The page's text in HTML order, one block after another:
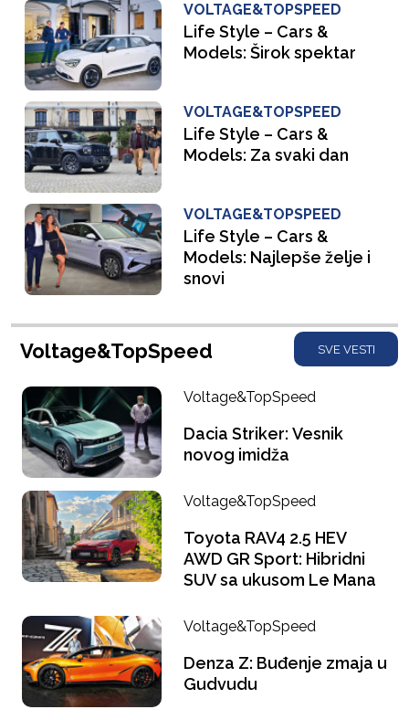
VOLTAGE&TOPSPEED
Life Style – Cars &
Models: Širok spektar
VOLTAGE&TOPSPEED
Life Style – Cars &
Models: Za svaki dan
VOLTAGE&TOPSPEED
Life Style – Cars &
Models: Najlepše želje i
snovi
Voltage&TopSpeed SVE VESTI
Voltage&TopSpeed
Dacia Striker: Vesnik
novog imidža
Voltage&TopSpeed
Toyota RAV4 2.5 HEV
AWD GR Sport: Hibridni
SUV sa ukusom Le Mana
Voltage&TopSpeed
Denza Z: Buđenje zmaja u
Gudvudu